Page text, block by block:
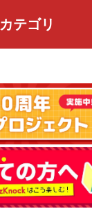
カテゴリ